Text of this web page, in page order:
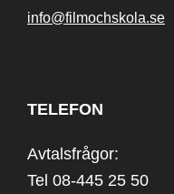
info@filmochskola.se
TELEFON
Avtalsfrågor:
Tel 08-445 25 50